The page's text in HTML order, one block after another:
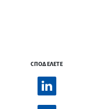
СПОДЕЛЕТЕ